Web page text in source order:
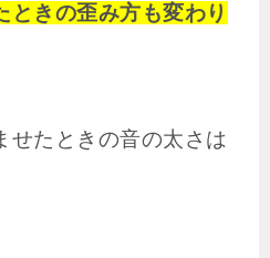
ときの歪み方も変わり
せたときの音の太さは